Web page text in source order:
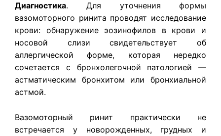
Диагностика. Для уточнения формы
вазомоторного ринита проводят исследование
крови: обнаружение эозинофилов в крови и
носовой слизи свидетельствует об
аллергической форме, которая нередко
сочетается с бронхолегочной патологией —
астматическим бронхитом или бронхиальной
астмой.
Вазомоторный ринит практически не
встречается у новорожденных, грудных и